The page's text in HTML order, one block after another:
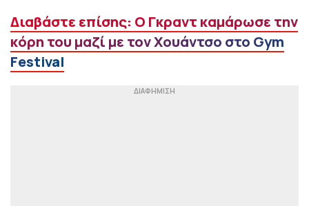
Διαβάστε επίσης: Ο Γκραντ καμάρωσε την
κόρη του μαζί με τον Χουάντσο στο Gym
Festival